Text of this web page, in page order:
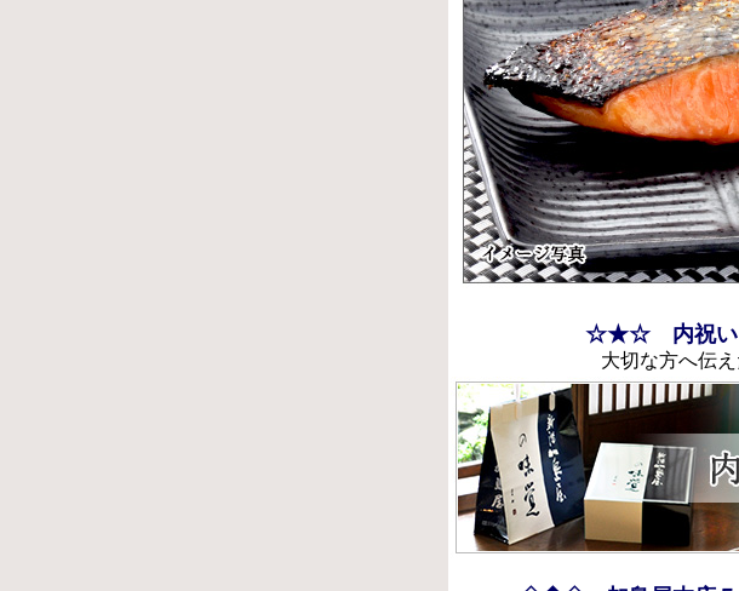
☆★☆ 内祝い
大切な方へ伝